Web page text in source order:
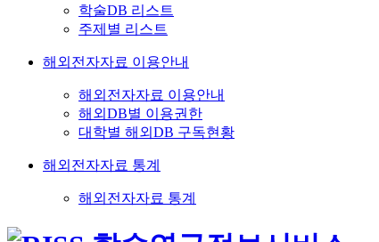
학술DB 리스트
주제별 리스트
해외전자자료 이용안내
해외전자자료 이용안내
해외DB별 이용권한
대학별 해외DB 구독현황
해외전자자료 통계
해외전자자료 통계